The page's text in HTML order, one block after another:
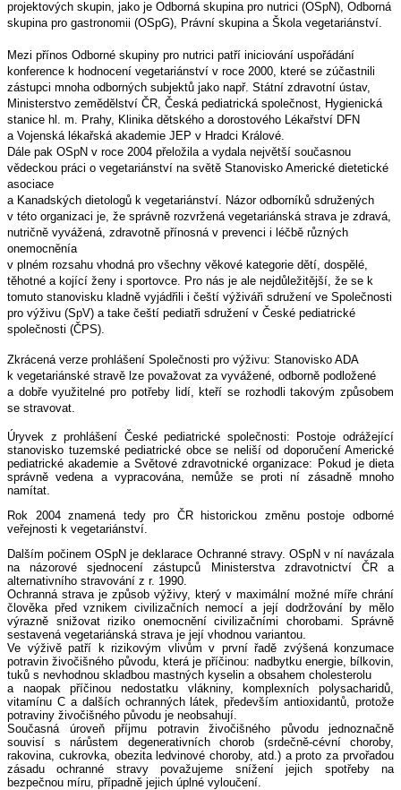
projektových skupin, jako je Odborná skupina pro nutrici (OSpN), Odborná
skupina pro gastronomii (OSpG), Právní skupina a Škola vegetariánství.
Mezi přínos Odborné skupiny pro nutrici patří iniciování uspořádání
konference k hodnocení vegetariánství v roce 2000, které se zúčastnili
zástupci mnoha odborných subjektů jako např. Státní zdravotní ústav,
Ministerstvo zemědělství ČR, Česká pediatrická společnost, Hygienická
stanice hl. m. Prahy, Klinika dětského a dorostového Lékařství DFN
a Vojenská lékařská akademie JEP v Hradci Králové.
Dále pak OSpN v roce 2004 přeložila a vydala největší současnou
vědeckou práci o vegetariánství na světě Stanovisko Americké dietetické
asociace
a Kanadských dietologů k vegetariánství. Názor odborníků sdružených
v této organizaci je, že správně rozvržená vegetariánská strava je zdravá,
nutričně vyvážená, zdravotně přínosná v prevenci i léčbě různých
onemocněnía
v plném rozsahu vhodná pro všechny věkové kategorie dětí, dospělé,
těhotné a kojící ženy i sportovce. Pro nás je ale nejdůležitější, že se k
tomuto stanovisku kladně vyjádřili i čeští výživáři sdružení ve Společnosti
pro výživu (SpV) a take čeští pediatři sdružení v České pediatrické
společnosti (ČPS).
Zkrácená verze prohlášení Společnosti pro výživu: Stanovisko ADA
k vegetariánské stravě lze považovat za vyvážené, odborně podložené
a dobře využitelné pro potřeby lidí, kteří se rozhodli takovým způsobem
se stravovat.
Úryvek z prohlášení České pediatrické společnosti: Postoje odrážející
stanovisko tuzemské pediatrické obce se neliší od doporučení Americké
pediatrické akademie a Světové zdravotnické organizace: Pokud je dieta
správně vedena a vypracována, nemůže se proti ní zásadně mnoho
namítat.
Rok 2004 znamená tedy pro ČR historickou změnu postoje odborné
veřejnosti k vegetariánství.
Dalším počinem OSpN je deklarace Ochranné stravy. OSpN v ní navázala
na názorové sjednocení zástupců Ministerstva zdravotnictví ČR a
alternativního stravování z r. 1990.
Ochranná strava je způsob výživy, který v maximální možné míře chrání
člověka před vznikem civilizačních nemocí a její dodržování by mělo
výrazně snižovat riziko onemocnění civilizačními chorobami. Správně
sestavená vegetariánská strava je její vhodnou variantou.
Ve výživě patří k rizikovým vlivům v první řadě zvýšená konzumace
potravin živočišného původu, která je příčinou: nadbytku energie, bílkovin,
tuků s nevhodnou skladbou mastných kyselin a obsahem cholesterolu
a naopak příčinou nedostatku vlákniny, komplexních polysacharidů,
vitamínu C a dalších ochranných látek, především antioxidantů, protože
potraviny živočišného původu je neobsahují.
Současná úroveň příjmu potravin živočišného původu jednoznačně
souvisí s nárůstem degenerativních chorob (srdečně-cévní choroby,
rakovina, cukrovka, obezita ledvinové choroby, atd.) a proto za prvořadou
zásadu ochranné stravy považujeme snížení jejich spotřeby na
bezpečnou míru, případně jejich úplné vyloučení.